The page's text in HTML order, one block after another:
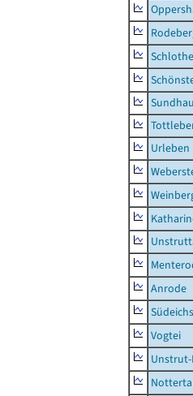
Urleben
Anrode
Vogtei